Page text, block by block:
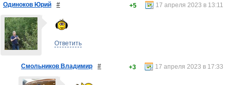
Одиноков Юрий # 17 апреля 2023 в 13:11
+5
Ответить
Смольников Владимир # 17 апреля 2023 в 17:33
+3